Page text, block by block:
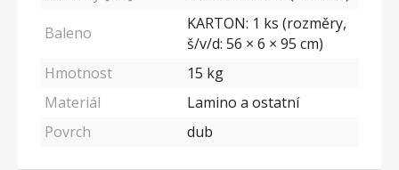
Baleno
KARTON: 1 ks (rozměry,
š/v/d: 56 × 6 × 95 cm)
Hmotnost
15 kg
Materiál
Lamino a ostatní
Povrch
dub